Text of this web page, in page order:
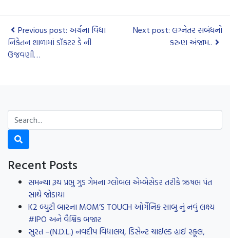
Previous post: અર્ચના વિદ્યા
નિકેતન શાળામાં ડૉકટર ડે ની
ઉજવણી…
Next post: લગ્નેતર સબંધનો
કરુણ અંજામ..
Recent Posts
સમન્થા રૂથ પ્રભુ ગુડ ગેમના ગ્લોબલ એમ્બેસેડર તરીકે ઋષભ પંત
સાથે જોડાયા
K2 બ્યુટી બારના MOM’S TOUCH ઓર્ગેનિક સાબુ નું નવું લક્ષ્ય
#IPO અને વૈશ્વિક બજાર
સુરત –(N.D.L.) નવદીપ વિદ્યાલય, ડિસેન્ટ ચાઈલ્ડ હાઈ સ્કૂલ,